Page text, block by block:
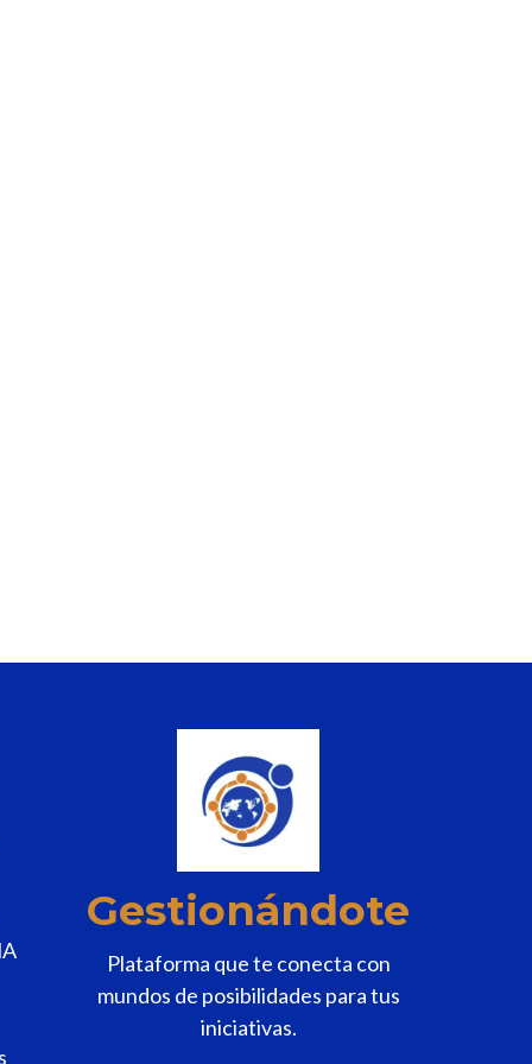
Gestionándote
Plataforma que te conecta con
mundos de posibilidades para tus
iniciativas.